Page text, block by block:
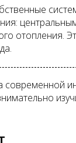
отопления.